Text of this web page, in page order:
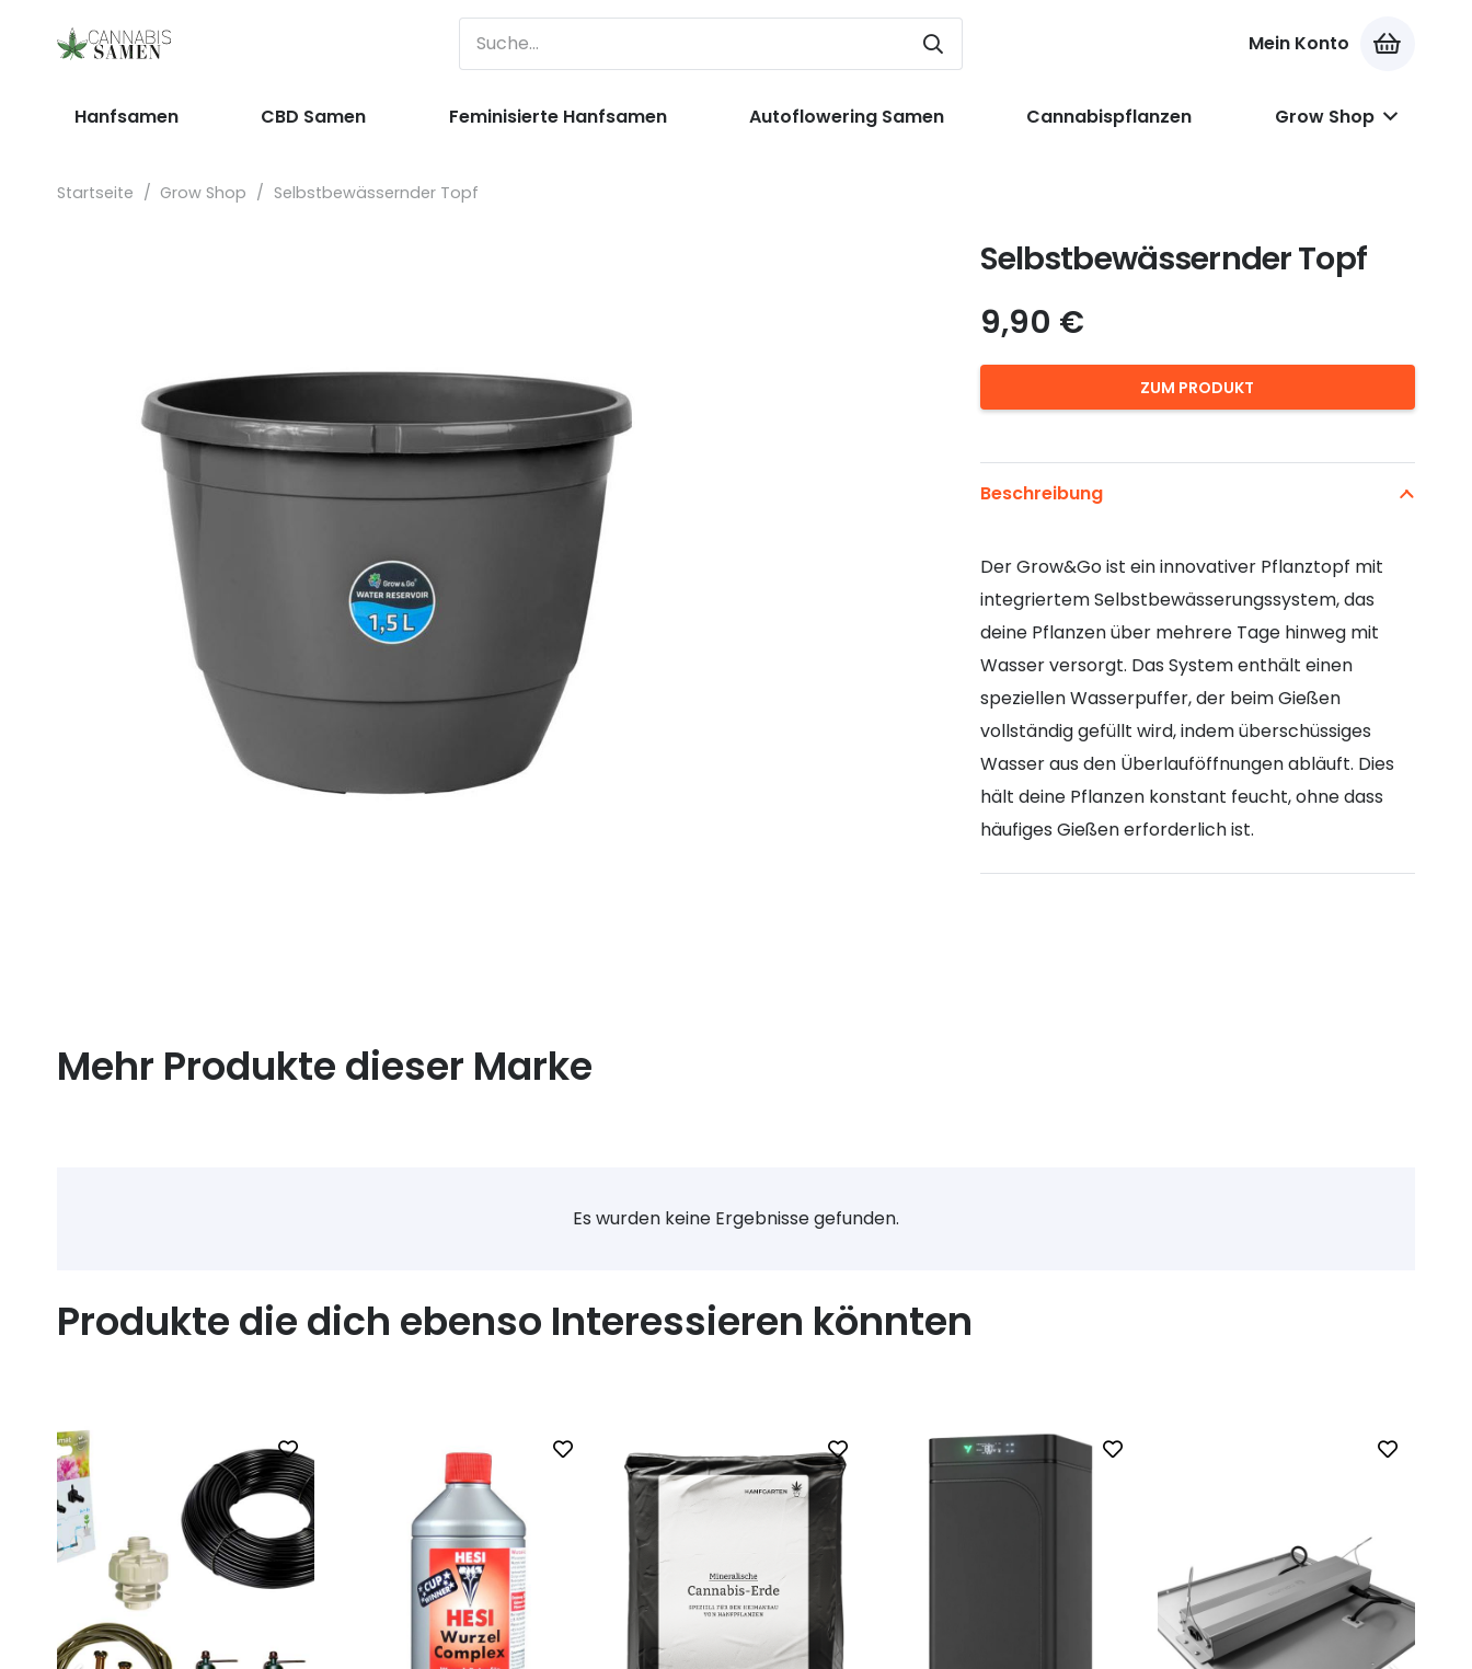
Mein Konto
Hanfsamen CBD Samen Feminisierte Hanfsamen Autoflowering Samen Cannabispflanzen Grow Shop
Startseite / Grow Shop / Selbstbewässernder Topf
Selbstbewässernder Topf
9,90 €
ZUM PRODUKT
Beschreibung
Der Grow&Go ist ein innovativer Pflanztopf mit
integriertem Selbstbewässerungssystem, das
deine Pflanzen über mehrere Tage hinweg mit
Wasser versorgt. Das System enthält einen
speziellen Wasserpuffer, der beim Gießen
vollständig gefüllt wird, indem überschüssiges
Wasser aus den Überlauföffnungen abläuft. Dies
hält deine Pflanzen konstant feucht, ohne dass
häufiges Gießen erforderlich ist.
Mehr Produkte dieser Marke
Es wurden keine Ergebnisse gefunden.
Produkte die dich ebenso Interessieren könnten